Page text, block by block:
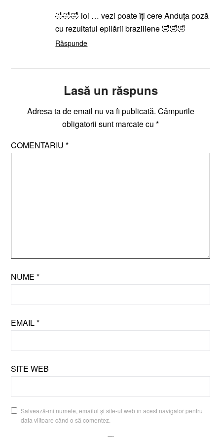
🤣🤣🤣 ioi … vezi poate îți cere Anduța poză
cu rezultatul epilării braziliene 🤣🤣🤣
Răspunde
Lasă un răspuns
Adresa ta de email nu va fi publicată. Câmpurile
obligatorii sunt marcate cu *
COMENTARIU*
NUME*
EMAIL*
SITE WEB
Salvează-mi numele, emailul și site-ul web în acest navigator pentru
data viitoare când o să comentez.